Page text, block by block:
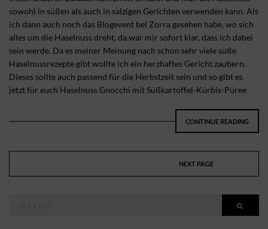
sowohl in süßen als auch in salzigen Gerichten verwenden kann. Als
ich dann auch noch das Blogevent bei Zorra gesehen habe, wo sich
alles um die Haselnuss dreht, da war mir sofort klar, dass ich dabei
sein werde. Da es meiner Meinung nach schon sehr viele süße
Haselnussrezepte gibt wollte ich ein herzhaftes Gericht zaubern.
Dieses sollte auch passend für die Herbstzeit sein und so gibt es
jetzt für euch Haselnuss Gnocchi mit Süßkartoffel-Kürbis-Püree
CONTINUE READING
NEXT PAGE